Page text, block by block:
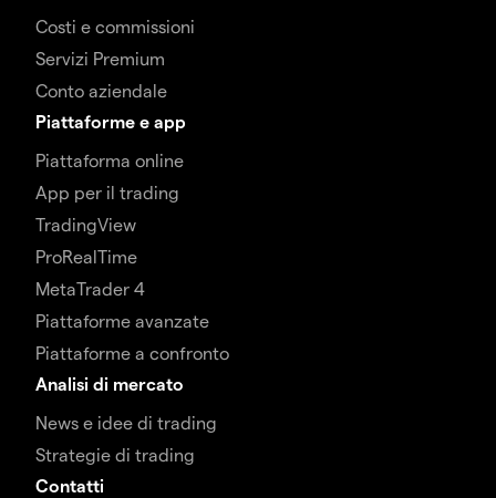
Costi e commissioni
Servizi Premium
Conto aziendale
Piattaforme e app
Piattaforma online
App per il trading
TradingView
ProRealTime
MetaTrader 4
Piattaforme avanzate
Piattaforme a confronto
Analisi di mercato
News e idee di trading
Strategie di trading
Contatti